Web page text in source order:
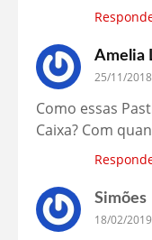
Amelia
25/11/
Como essas
Caixa? Com
Simões
18/02/